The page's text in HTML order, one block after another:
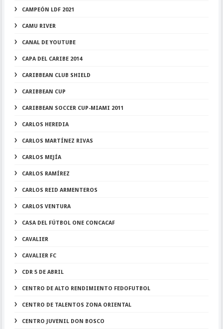
CAMPEÓN LDF 2021
CAMU RIVER
CANAL DE YOUTUBE
CAPA DEL CARIBE 2014
CARIBBEAN CLUB SHIELD
CARIBBEAN CUP
CARIBBEAN SOCCER CUP-MIAMI 2011
CARLOS HEREDIA
CARLOS MARTÍNEZ RIVAS
CARLOS MEJÍA
CARLOS RAMÍREZ
CARLOS REID ARMENTEROS
CARLOS VENTURA
CASA DEL FÚTBOL ONE CONCACAF
CAVALIER
CAVALIER FC
CDR 5 DE ABRIL
CENTRO DE ALTO RENDIMIENTO FEDOFUTBOL
CENTRO DE TALENTOS ZONA ORIENTAL
CENTRO JUVENIL DON BOSCO